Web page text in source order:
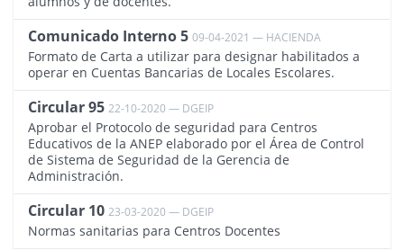
Comunicado Interno 5 09-04-2021 — HACIENDA
Formato de Carta a utilizar para designar habilitados a
operar en Cuentas Bancarias de Locales Escolares.
Circular 95 22-10-2020 — DGEIP
Aprobar el Protocolo de seguridad para Centros
Educativos de la ANEP elaborado por el Área de Control
de Sistema de Seguridad de la Gerencia de
Administración.
Circular 10 23-03-2020 — DGEIP
Normas sanitarias para Centros Docentes